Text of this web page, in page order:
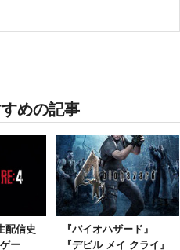
めの記事
配信史
ー
『バイオハザード』
『デビル メイ クライ』